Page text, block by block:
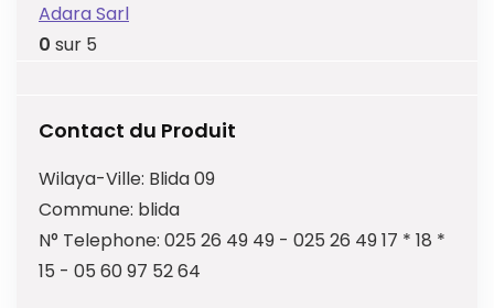
Adara Sarl
0 sur 5
Contact du Produit
Wilaya-Ville: Blida 09
Commune: blida
N° Telephone: 025 26 49 49 - 025 26 49 17 * 18 *
15 - 05 60 97 52 64